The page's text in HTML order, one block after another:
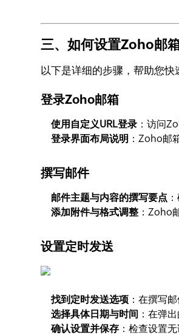
三、如何设置Zoho邮
以下是详细的步骤，帮助您快
登录Zoho邮箱
使用自定义URL登录 ：访问
登录界面布局说明 ：Zoho邮
撰写邮件
邮件主题与内容的撰写要点
添加附件与格式调整 ：Zoho
设置定时发送
找到定时发送选项 ：在撰写
选择具体日期与时间 ：在弹
确认设置并保存 ：检查设置